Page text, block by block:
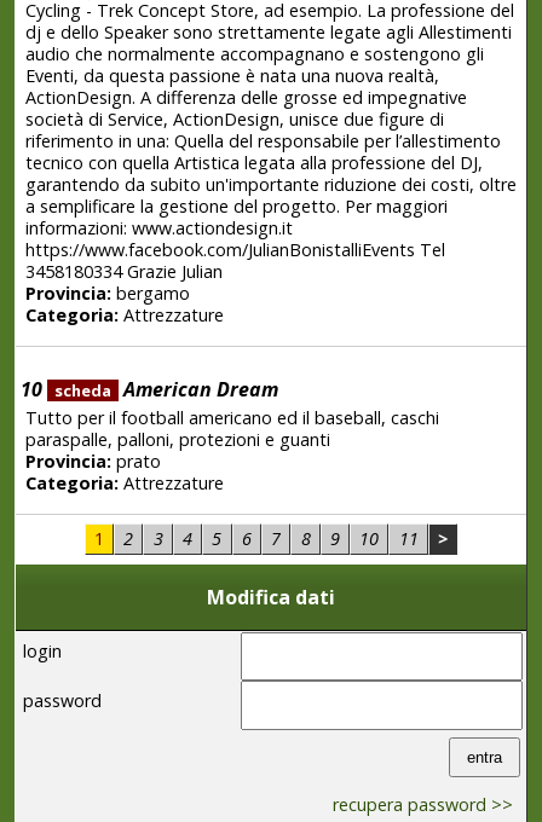
Cycling - Trek Concept Store, ad esempio. La professione del
dj e dello Speaker sono strettamente legate agli Allestimenti
audio che normalmente accompagnano e sostengono gli
Eventi, da questa passione è nata una nuova realtà,
ActionDesign. A differenza delle grosse ed impegnative
società di Service, ActionDesign, unisce due figure di
riferimento in una: Quella del responsabile per l’allestimento
tecnico con quella Artistica legata alla professione del DJ,
garantendo da subito un'importante riduzione dei costi, oltre
a semplificare la gestione del progetto. Per maggiori
informazioni: www.actiondesign.it
https://www.facebook.com/JulianBonistalliEvents Tel
3458180334 Grazie Julian
Provincia:bergamo
Categoria:Attrezzature
10 scheda American Dream
Tutto per il football americano ed il baseball, caschi
paraspalle, palloni, protezioni e guanti
Provincia:prato
Categoria:Attrezzature
1 2 3 4 5 6 7 8 9 10 11 >
Modifica dati
login
password
recupera password >>